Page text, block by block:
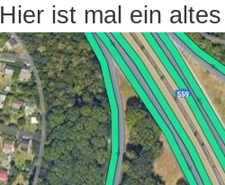
Hier ist mal ein